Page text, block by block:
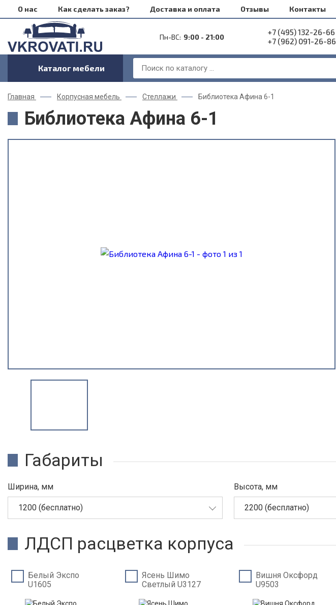
О нас Как сделать заказ? Доставка и оплата Отзывы Контакты
Пн-ВС: 9:00 - 21:00
+7 (495) 132-26-66
+7 (962) 091-26-86
Каталог мебели
Главная Корпусная мебель Стеллажи Библиотека Афина 6-1
Библиотека Афина 6-1
Габариты
Ширина, мм
1200 (бесплатно)
Высота, мм
2200 (бесплатно)
ЛДСП расцветка корпуса
Белый Экспо
U1605
Ясень Шимо
Светлый U3127
Вишня Оксфорд
U9503